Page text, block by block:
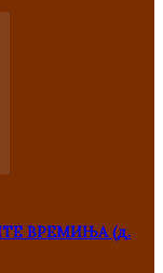
ВРЕМИЊА (д.